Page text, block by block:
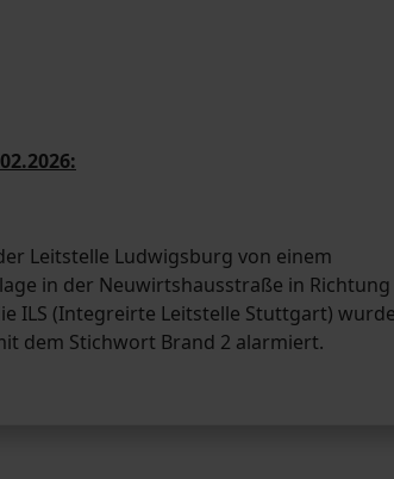
Leitstelle Ludwigsburg von einem
in der Neuwirtshausstraße in Richtung
ILS (Integreirte Leitstelle Stuttgart)
dem Stichwort Brand 2 alarmiert.